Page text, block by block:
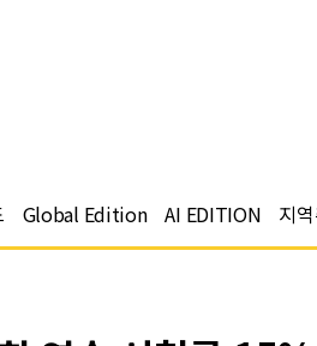
Global Edition AI EDITION 지